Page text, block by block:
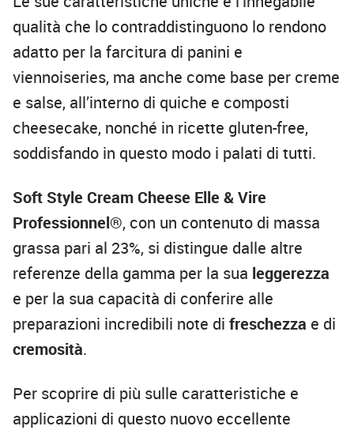
qualità che lo contraddistinguono lo rendono
adatto per la farcitura di panini e
viennoiseries, ma anche come base per creme
e salse, all’interno di quiche e composti
cheesecake, nonché in ricette gluten-free,
soddisfando in questo modo i palati di tutti.
Soft Style Cream Cheese Elle & Vire
Professionnel®, con un contenuto di massa
grassa pari al 23%, si distingue dalle altre
referenze della gamma per la sua leggerezza
e per la sua capacità di conferire alle
preparazioni incredibili note di freschezza e di
cremosità.
Per scoprire di più sulle caratteristiche e
applicazioni di questo nuovo eccellente